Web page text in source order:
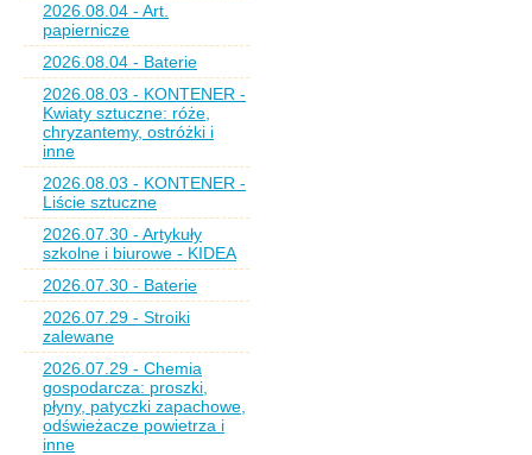
2026.08.04 - Art.
papiernicze
2026.08.04 - Baterie
2026.08.03 - KONTENER -
Kwiaty sztuczne: róże,
chryzantemy, ostróżki i
inne
2026.08.03 - KONTENER -
Liście sztuczne
2026.07.30 - Artykuły
szkolne i biurowe - KIDEA
2026.07.30 - Baterie
2026.07.29 - Stroiki
zalewane
2026.07.29 - Chemia
gospodarcza: proszki,
płyny, patyczki zapachowe,
odświeżacze powietrza i
inne